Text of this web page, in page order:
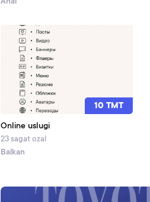
10 TMT
Online uslugi
23 sagat ozal
Balkan